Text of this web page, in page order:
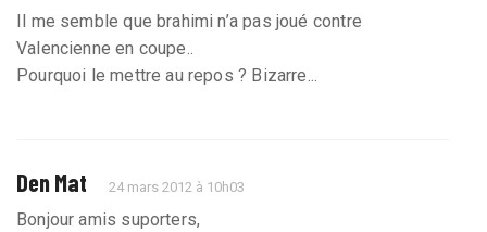
Il me semble que brahimi n’a pas joué contre
Valencienne en coupe..
Pourquoi le mettre au repos ? Bizarre...
Den Mat 24 mars 2012 à 10h03
Bonjour amis suporters,